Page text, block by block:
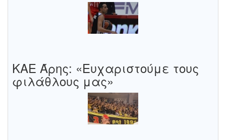
ΚΑΕ Άρης: «Ευχαριστούμε τους
φιλάθλους μας»